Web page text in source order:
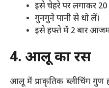
इसे चेहरे पर लगाकर
गुनगुने पानी से धो लें।
इसे हफ्ते में 2 बार
4. आलू का रस
आलू में प्राकृतिक ब्लीचिंग गुण